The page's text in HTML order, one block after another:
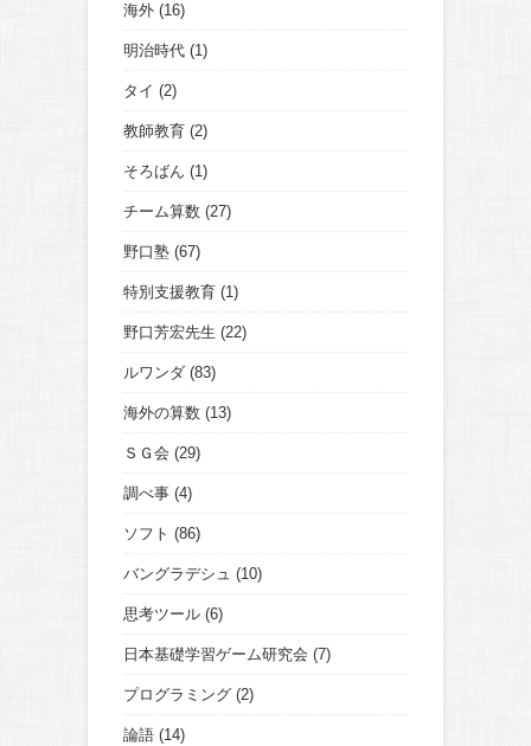
海外 (16)
明治時代 (1)
タイ (2)
教師教育 (2)
そろばん (1)
チーム算数 (27)
野口塾 (67)
特別支援教育 (1)
野口芳宏先生 (22)
ルワンダ (83)
海外の算数 (13)
ＳＧ会 (29)
調べ事 (4)
ソフト (86)
バングラデシュ (10)
思考ツール (6)
日本基礎学習ゲーム研究会 (7)
プログラミング (2)
論語 (14)